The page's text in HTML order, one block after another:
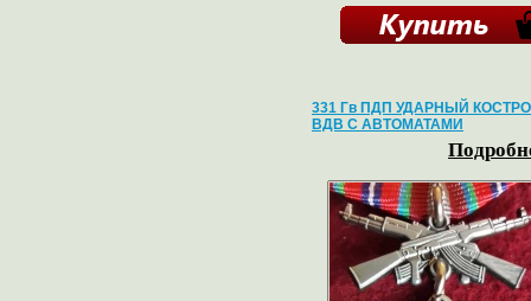
331 Гв ПДП УДАРНЫЙ
ВДВ С АВТОМАТАМИ